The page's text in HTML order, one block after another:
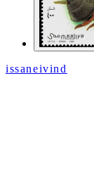
issaneivind